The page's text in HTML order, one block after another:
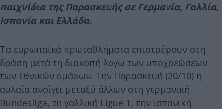
παιχνίδια της Παρασκευής σε Γερμανία, Γαλλία,
Ισπανία και Ελλάδα.
Τα ευρωπαϊκά πρωταθλήματα επιστρέφουν στη
δράση μετά τη διακοπή λόγω των υποχρεώσεων
των Εθνικών ομάδων. Την Παρασκευή (20/10) η
αυλαία ανοίγει μεταξύ άλλων στη γερμανική
Bundesliga, τη γαλλική Ligue 1, την ισπανική